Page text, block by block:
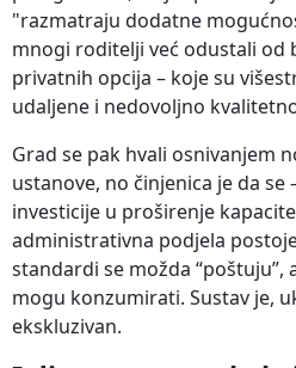
"razmatraju dodatne
mnogi roditelji već odustali od
privatnih opcija – koje su
udaljene i nedovoljno
Grad se pak hvali osnivanjem
ustanove, no činjenica je da se
investicije u proširenje
administrativna podjela
standardi se možda “poštuju”,
mogu konzumirati. Sustav je,
ekskluzivan.